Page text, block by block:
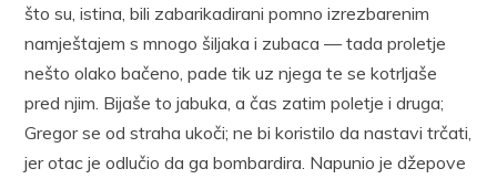
što su, istina, bili zabarikadirani pomno izrezbarenim
namještajem s mnogo šiljaka i zubaca — tada proletje
nešto olako bačeno, pade tik uz njega te se kotrljaše
pred njim. Bijaše to jabuka, a čas zatim poletje i druga;
Gregor se od straha ukoči; ne bi koristilo da nastavi trčati,
jer otac je odlučio da ga bombardira. Napunio je džepove